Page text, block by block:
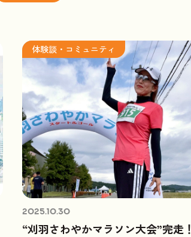
体験談・コミュニティ
2025.10.30
“刈羽さわやかマラソン大会”完走！